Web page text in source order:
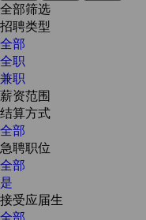
全部筛选
招聘类型
全部
全职
兼职
薪资范围
结算方式
全部
急聘职位
全部
是
接受应届生